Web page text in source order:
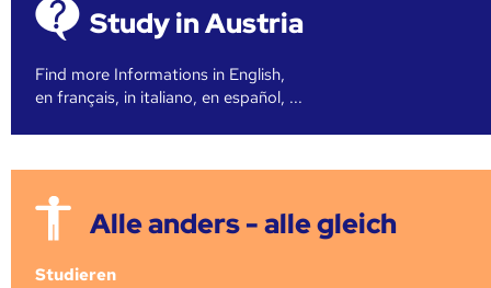
Study in Austria
Find more Informations in English,
en français, in italiano, en español, ...
Alle anders - alle gleich
Studieren